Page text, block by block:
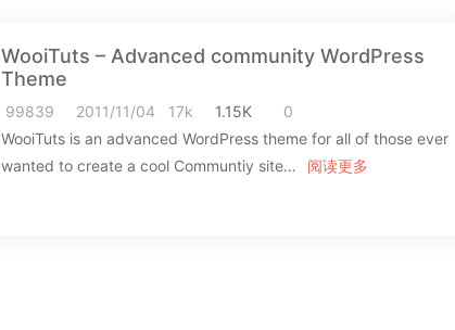
WooiTuts – Advanced community WordPress
Theme
99839 2011/11/04 17k 1.15K
0
WooiTuts is an advanced WordPress theme for all of those ever
wanted to create a cool Communtiy site…
阅读更多